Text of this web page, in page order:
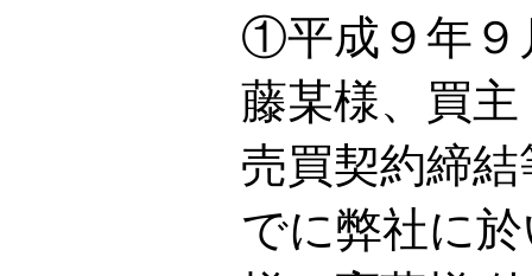
①平成９年９
藤某様、買
売買契約締
でに弊社に